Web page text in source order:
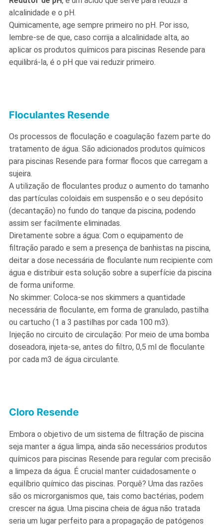
alcalinidade e o pH.
Quimicamente, age sempre primeiro no pH. Por isso,
lembre-se de que, caso corrija a alcalinidade alta, ao
aplicar os produtos químicos para piscinas Resende para
equilibrá-la, é o pH que vai reduzir primeiro.
Floculantes Resende
Os processos de floculação e coagulação fazem parte do
tratamento de água. São adicionados produtos químicos
para piscinas Resende para formar flocos que carregam a
sujeira.
A utilização de floculantes produz o aumento do tamanho
das partículas coloidais em suspensão e o seu depósito
(decantação) no fundo do tanque da piscina, podendo
assim ser facilmente eliminadas.
Diretamente sobre a água: Com o equipamento de
filtração parado e sem a presença de banhistas na piscina,
deitar a dose necessária de floculante num recipiente com
água e distribuir esta solução sobre a superfície da piscina
de forma uniforme.
No skimmer: Coloca-se nos skimmers a quantidade
necessária de floculante, em forma de granulado, pastilha
ou cartucho (1 a 3 pastilhas por cada 100 m3).
Injeção no circuito de circulação: Por meio de uma bomba
doseadora, injeta-se, antes do filtro, 0,5 ml de floculante
por cada m3 de água circulante.
Cloro Resende
Embora o objetivo de um sistema de filtração de piscina
seja manter a água limpa, ainda são necessários produtos
químicos para piscinas Resende para regular com precisão
a limpeza da água. É crucial manter cuidadosamente o
equilíbrio químico das piscinas. Porquê? Uma das razões
são os microrganismos que, tais como bactérias, podem
crescer na água. Uma piscina cheia de água não tratada
seria um lugar perfeito para a propagação de patógenos